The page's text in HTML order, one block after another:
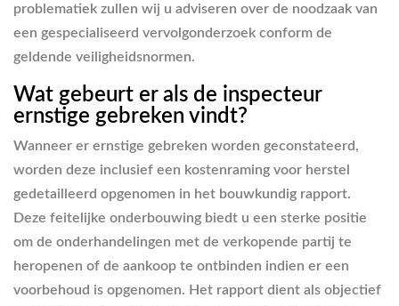
problematiek zullen wij u adviseren over de noodzaak van
een gespecialiseerd vervolgonderzoek conform de
geldende veiligheidsnormen.
Wat gebeurt er als de inspecteur
ernstige gebreken vindt?
Wanneer er ernstige gebreken worden geconstateerd,
worden deze inclusief een kostenraming voor herstel
gedetailleerd opgenomen in het bouwkundig rapport.
Deze feitelijke onderbouwing biedt u een sterke positie
om de onderhandelingen met de verkopende partij te
heropenen of de aankoop te ontbinden indien er een
voorbehoud is opgenomen. Het rapport dient als objectief